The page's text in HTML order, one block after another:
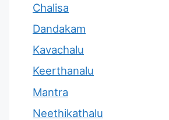
Chalisa
Dandakam
Kavachalu
Keerthanalu
Mantra
Neethikathalu